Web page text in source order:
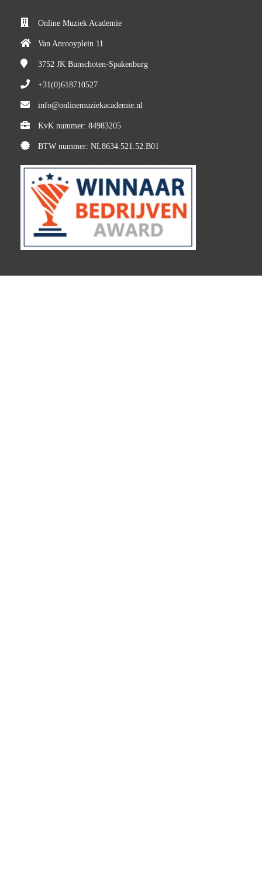
Online Muziek Academie
Van Anrooyplein 11
3752 JK Bunschoten-Spakenburg
+31(0)618710527
info@onlinemuziekacademie.nl
KvK nummer: 84983205
BTW nummer: NL8634.521.52.B01